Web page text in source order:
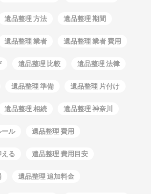
遺品整理 方法 遺品整理 期間
遺品整理 業者 遺品整理 業者 費用
遺品整理 比較 遺品整理 法律
遺品整理 準備 遺品整理 片付け
遺品整理 相続 遺品整理 神奈川
ール 遺品整理 費用
る 遺品整理 費用目安
遺品整理 追加料金